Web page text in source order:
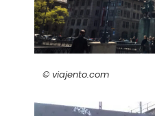
© viajento.com